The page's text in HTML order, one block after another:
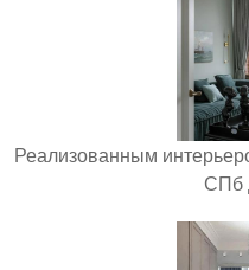
Реализованным
СПб